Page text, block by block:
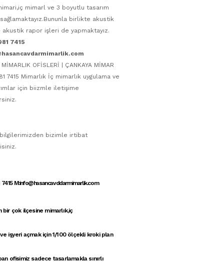
mimarl ve 3 boyutlu tasarım
birlikte akustik
akustik rapor işleri de yapmaktayız.
7415
OFİSLERİ | ÇANKAYA MİMAR
7415 Mimarlık İç mimarlık uygulama ve
için biizmle iletişime
bizimle irtibat
7415 M:info@hasancavddarmimarlik.com
bir çok ilçesine mimarlık,iç
işyeri açmak için 1/100 ölçekli krokiplan
ofisimiz sadece tasarlamakla sınırlı